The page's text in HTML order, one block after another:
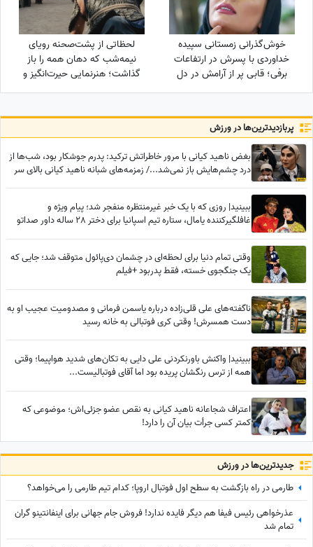
خوش‌گذرانی زمستانی سپیده
خداوردی با پسرش در ارتفاعات
برفی؛ قابی پر از آرامش در دل
طبیعت
لحظاتی از پشت‌صحنه رویای
نیمه‌شب که دهان همه را باز
گذاشت؛ هنرنمایی حیرت‌انگیز و
جانانه روزبه حصاری بدون
پربازدید‌ترین‌ها در ورزش
بغض ناهید کیانی با مرور خاطراتش ترکید: پدرم جوشکار بود، شب‌ها از
درد چشم‌هایش باز نمی‌شد.../ زمزمه‌های شبانه ناهید کیانی بالای سر
ببینید| روزی که با یک خبر غیرمنتظره منفجر شد؛ پیام ویژه و
غافلگیرکننده یامال، ستاره تیم اسپانیا برای دختر 28 ساله داور صداتو
وقتی تمام دنیا برای لحظه‌ای در چشمان دی‌پائول متوقف شد؛ جایی که
یک جنگجوی خسته، فقط پدربود +فیلم
ناگفته‌های علی قلی‌زاده درباره یاسمن فرمانی و مصدومیت عجیب او به
دست همسرش! وقتی کری فوتبالی به خانه رسید
ببینید| واکنش باورنکردنی علی دایی به تکان‌های شدید هواپیما؛ وقتی
همه از ترس رنگشان پریده بود اما آقای فوتبالیست...
اعتراف شجاعانه ناهید کیانی به نقص عضو جزئی‌اش؛ موضوعی که
کمتر کسی جرأت بیان آن را دارد!
جدید‌ترین‌ها در ورزش
طارمی در راه بازگشت به سطح اول فوتبال اروپا؛ کدام تیم طارمی را می‌خواهد؟
عذرخواهی رئیس فیفا هم دیگر فایده ندارد! فروش جام جهانی برای اینفانتینو گران
تمام شد